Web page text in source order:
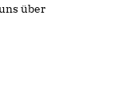
über